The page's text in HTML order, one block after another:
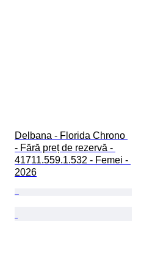
Delbana - Florida Chrono
- Fără preț de rezervă -
41711.559.1.532 - Femei -
2026